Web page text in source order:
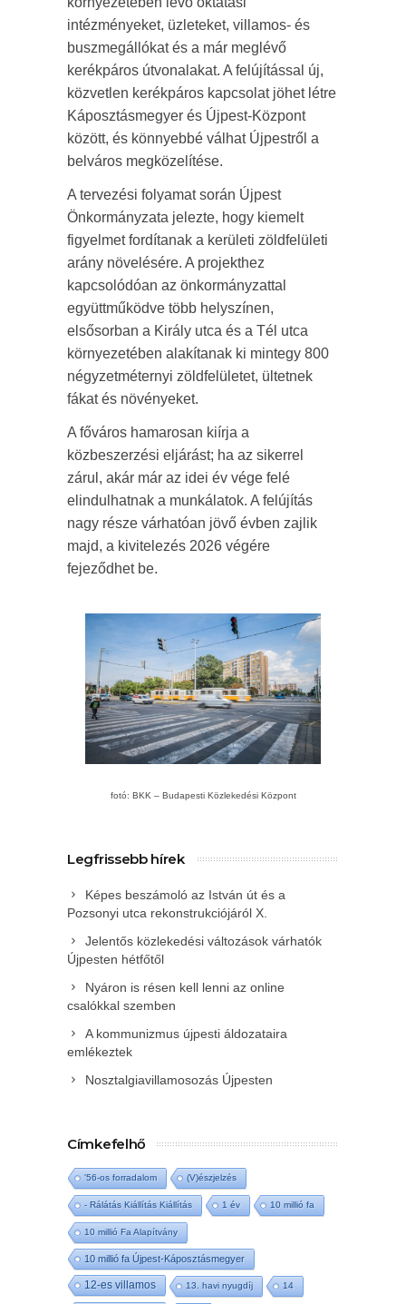
intézményeket, üzleteket, villamos- és
buszmegállókat és a már meglévő
kerékpáros útvonalakat. A felújítással új,
közvetlen kerékpáros kapcsolat jöhet létre
Káposztásmegyer és Újpest-Központ
között, és könnyebbé válhat Újpestről a
belváros megközelítése.
A tervezési folyamat során Újpest
Önkormányzata jelezte, hogy kiemelt
figyelmet fordítanak a kerületi zöldfelületi
arány növelésére. A projekthez
kapcsolódóan az önkormányzattal
együttműködve több helyszínen,
elsősorban a Király utca és a Tél utca
környezetében alakítanak ki mintegy 800
négyzetméternyi zöldfelületet, ültetnek
fákat és növényeket.
A főváros hamarosan kiírja a
közbeszerzési eljárást; ha az sikerrel
zárul, akár már az idei év vége felé
elindulhatnak a munkálatok. A felújítás
nagy része várhatóan jövő évben zajlik
majd, a kivitelezés 2026 végére
fejeződhet be.
fotó: BKK – Budapesti Közlekedési Központ
Legfrissebb hírek
Képes beszámoló az István út és a
Pozsonyi utca rekonstrukciójáról X.
Jelentős közlekedési változások várhatók
Újpesten hétfőtől
Nyáron is résen kell lenni az online
csalókkal szemben
A kommunizmus újpesti áldozataira
emlékeztek
Nosztalgiavillamosozás Újpesten
Címkefelhő
'56-os forradalom (V)észjelzés
- Rálátás Kiállítás Kiállítás 1 év 10 millió fa
10 millió Fa Alapítvány
10 millió fa Újpest-Káposztásmegyer
12-es villamos 13. havi nyugdíj 14